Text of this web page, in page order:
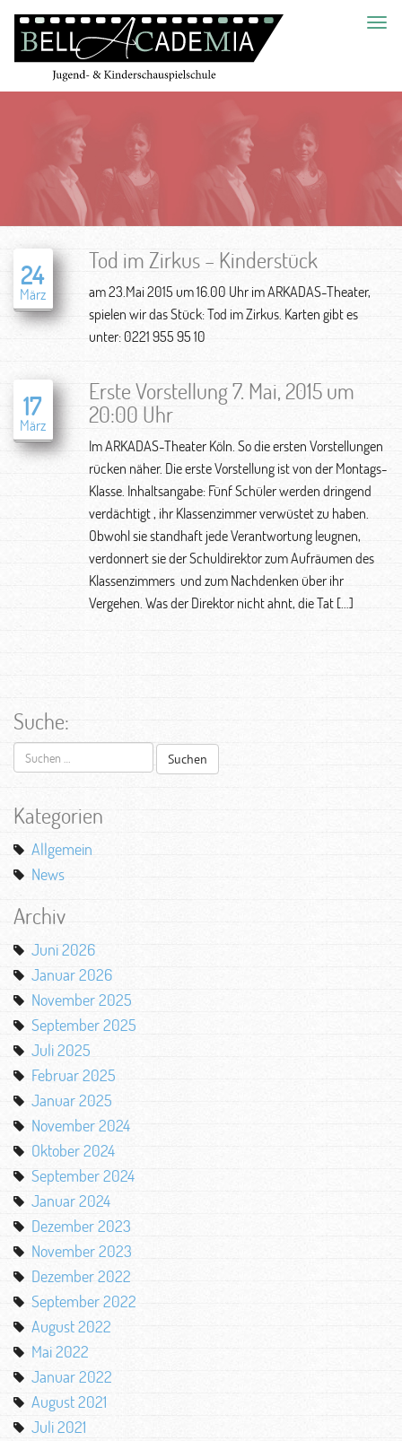
24
März
Tod im Zirkus – Kinderstück
am 23.Mai 2015 um 16.00 Uhr im ARKADAS-Theater,
spielen wir das Stück: Tod im Zirkus. Karten gibt es
unter: 0221 955 95 10
17
März
Erste Vorstellung 7. Mai, 2015 um
20:00 Uhr
Im ARKADAS-Theater Köln. So die ersten Vorstellungen
rücken näher. Die erste Vorstellung ist von der Montags-
Klasse. Inhaltsangabe: Fünf Schüler werden dringend
verdächtigt , ihr Klassenzimmer verwüstet zu haben.
Obwohl sie standhaft jede Verantwortung leugnen,
verdonnert sie der Schuldirektor zum Aufräumen des
Klassenzimmers und zum Nachdenken über ihr
Vergehen. Was der Direktor nicht ahnt, die Tat […]
Suche:
Suchen
nach:
Kategorien
Allgemein
News
Archiv
Juni 2026
Januar 2026
November 2025
September 2025
Juli 2025
Februar 2025
Januar 2025
November 2024
Oktober 2024
September 2024
Januar 2024
Dezember 2023
November 2023
Dezember 2022
September 2022
August 2022
Mai 2022
Januar 2022
August 2021
Juli 2021